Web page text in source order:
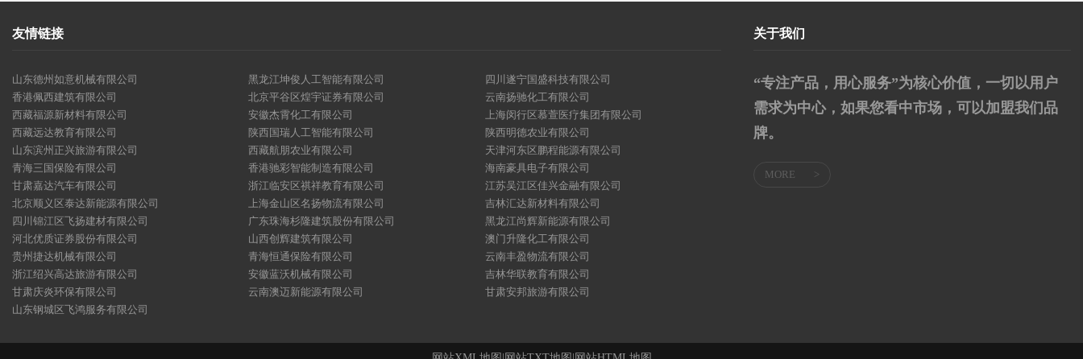
友情链接
山东德州如意机械有限公司 黑龙江坤俊人工智能有限公司
四川遂宁国盛科技有限公司
香港佩西建筑有限公司
北京平谷区煌宇证券有限公司
云南扬驰化工有限公司
西藏福源新材料有限公司
安徽杰霄化工有限公司
上海闵行区慕萱医疗集团有限公司
西藏远达教育有限公司
陕西国瑞人工智能有限公司
陕西明德农业有限公司
山东滨州正兴旅游有限公司
西藏航朋农业有限公司
天津河东区鹏程能源有限公司
青海三国保险有限公司
香港驰彩智能制造有限公司
海南豪具电子有限公司
甘肃嘉达汽车有限公司
浙江临安区祺祥教育有限公司
江苏吴江区佳兴金融有限公司
北京顺义区泰达新能源有限公司
上海金山区名扬物流有限公司
吉林汇达新材料有限公司
四川锦江区飞扬建材有限公司
广东珠海杉隆建筑股份有限公司
黑龙江尚辉新能源有限公司
河北优质证券股份有限公司
山西创辉建筑有限公司
澳门升隆化工有限公司
贵州捷达机械有限公司
青海恒通保险有限公司
云南丰盈物流有限公司
浙江绍兴高达旅游有限公司
安徽蓝沃机械有限公司
吉林华联教育有限公司
甘肃庆炎环保有限公司
云南澳迈新能源有限公司
甘肃安邦旅游有限公司
山东钢城区飞鸿服务有限公司
关于我们
“专注产品，用心服务”为核心价值，一切以用户
需求为中心，如果您看中市场，可以加盟我们品
牌。
MORE >